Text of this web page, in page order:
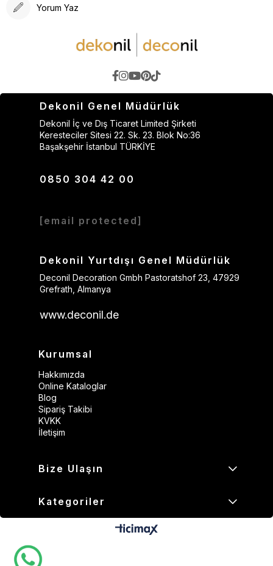
Yorum Yaz
Dekonil Genel Müdürlük
Dekonil İç ve Dış Ticaret Limited Şirketi
Keresteciler Sitesi 22. Sk. 23. Blok No:36
Başakşehir İstanbul TÜRKİYE
0850 304 42 00
[email protected]
Dekonil Yurtdışı Genel Müdürlük
Deconil Decoration Gmbh Pastoratshof 23, 47929
Grefrath, Almanya
www.deconil.de
Kurumsal
Hakkımızda
Online Kataloglar
Blog
Sipariş Takibi
KVKK
İletişim
Bize Ulaşın
Kategoriler